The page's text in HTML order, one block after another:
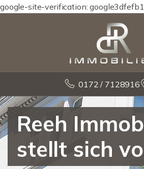
google-site-verification:
0172 / 7128916
Reeh
stellt sich